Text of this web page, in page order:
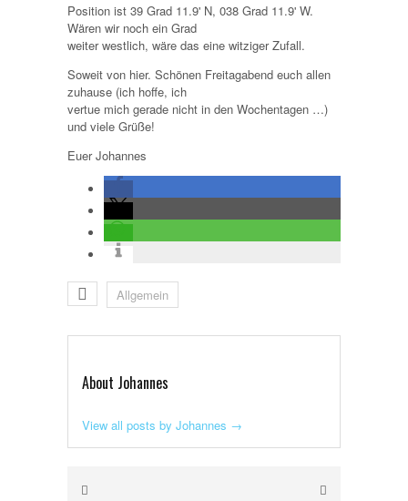
Position ist 39 Grad 11.9' N, 038 Grad 11.9' W.
Wären wir noch ein Grad
weiter westlich, wäre das eine witziger Zufall.
Soweit von hier. Schönen Freitagabend euch allen
zuhause (ich hoffe, ich
vertue mich gerade nicht in den Wochentagen …)
und viele Grüße!
Euer Johannes
Allgemein
About Johannes
View all posts by Johannes →